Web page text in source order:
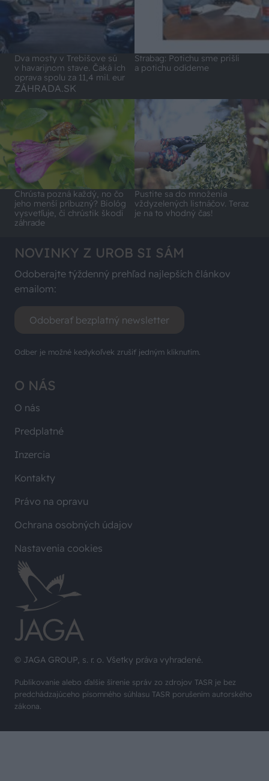
Dva mosty v Trebišove sú
v havarijnom stave. Čaká ich
oprava spolu za 11,4 mil. eur
Strabag: Potichu sme prišli
a potichu odídeme
ZÁHRADA.SK
Chrústa pozná každý, no čo
jeho menší príbuzný? Biológ
vysvetľuje, či chrústik škodí
záhrade
Pustite sa do množenia
vždyzelených listnáčov. Teraz
je na to vhodný čas!
© JAGA GROUP, s. r. o. Všetky práva vyhradené.
Publikovanie alebo ďalšie šírenie správ zo zdrojov TASR je bez
predchádzajúceho písomného súhlasu TASR porušením autorského
zákona.
O NÁS
O nás
Predplatné
Inzercia
Kontakty
Právo na opravu
Ochrana osobných údajov
Nastavenia cookies
NOVINKY Z UROB SI SÁM
Odoberajte týždenný prehľad najlepších článkov
emailom:
Odoberať bezplatný newsletter
Odber je možné kedykoľvek zrušiť jedným kliknutím.